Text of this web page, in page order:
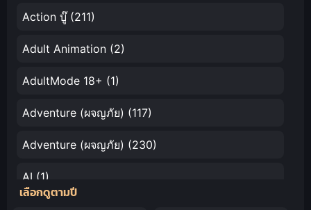
Action บู๊(211)
Adult Animation (2)
AdultMode 18+ (1)
Adventure (ผจญภัย) (117)
Adventure (ผจญภัย) (230)
AI (1)
เลือกดูตามปี